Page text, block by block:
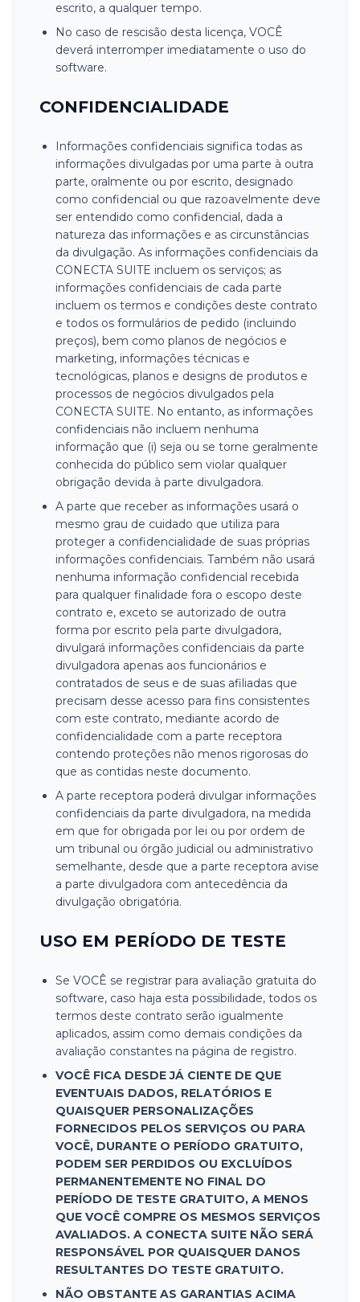
escrito, a qualquer tempo.
No caso de rescisão desta licença, VOCÊ
deverá interromper imediatamente o uso do
software.
CONFIDENCIALIDADE
Informações confidenciais significa todas as
informações divulgadas por uma parte à outra
parte, oralmente ou por escrito, designado
como confidencial ou que razoavelmente deve
ser entendido como confidencial, dada a
natureza das informações e as circunstâncias
da divulgação. As informações confidenciais da
CONECTA SUITE incluem os serviços; as
informações confidenciais de cada parte
incluem os termos e condições deste contrato
e todos os formulários de pedido (incluindo
preços), bem como planos de negócios e
marketing, informações técnicas e
tecnológicas, planos e designs de produtos e
processos de negócios divulgados pela
CONECTA SUITE. No entanto, as informações
confidenciais não incluem nenhuma
informação que (i) seja ou se torne geralmente
conhecida do público sem violar qualquer
obrigação devida à parte divulgadora.
A parte que receber as informações usará o
mesmo grau de cuidado que utiliza para
proteger a confidencialidade de suas próprias
informações confidenciais. Também não usará
nenhuma informação confidencial recebida
para qualquer finalidade fora o escopo deste
contrato e, exceto se autorizado de outra
forma por escrito pela parte divulgadora,
divulgará informações confidenciais da parte
divulgadora apenas aos funcionários e
contratados de seus e de suas afiliadas que
precisam desse acesso para fins consistentes
com este contrato, mediante acordo de
confidencialidade com a parte receptora
contendo proteções não menos rigorosas do
que as contidas neste documento.
A parte receptora poderá divulgar informações
confidenciais da parte divulgadora, na medida
em que for obrigada por lei ou por ordem de
um tribunal ou órgão judicial ou administrativo
semelhante, desde que a parte receptora avise
a parte divulgadora com antecedência da
divulgação obrigatória.
USO EM PERÍODO DE TESTE
Se VOCÊ se registrar para avaliação gratuita do
software, caso haja esta possibilidade, todos os
termos deste contrato serão igualmente
aplicados, assim como demais condições da
avaliação constantes na página de registro.
VOCÊ FICA DESDE JÁ CIENTE DE QUE
EVENTUAIS DADOS, RELATÓRIOS E
QUAISQUER PERSONALIZAÇÕES
FORNECIDOS PELOS SERVIÇOS OU PARA
VOCÊ, DURANTE O PERÍODO GRATUITO,
PODEM SER PERDIDOS OU EXCLUÍDOS
PERMANENTEMENTE NO FINAL DO
PERÍODO DE TESTE GRATUITO, A MENOS
QUE VOCÊ COMPRE OS MESMOS SERVIÇOS
AVALIADOS. A CONECTA SUITE NÃO SERÁ
RESPONSÁVEL POR QUAISQUER DANOS
RESULTANTES DO TESTE GRATUITO.
NÃO OBSTANTE AS GARANTIAS ACIMA